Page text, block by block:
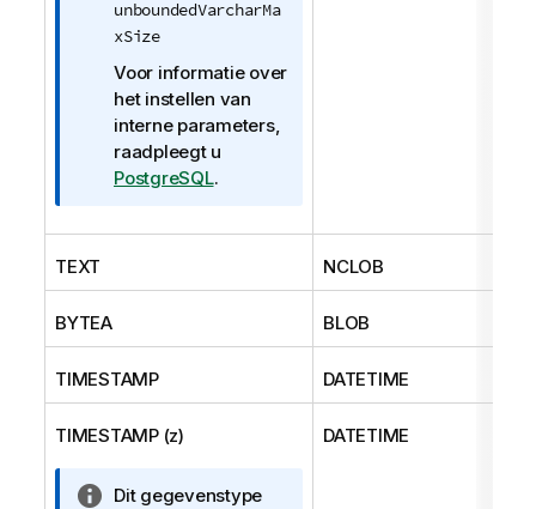
unboundedVarcharMa
xSize
Voor informatie over
het instellen van
interne parameters,
raadpleegt u
PostgreSQL.
TEXT NCLOB
BYTEA BLOB
TIMESTAMP DATETIME
TIMESTAMP (z)
IDit gegevenstype
DATETIME